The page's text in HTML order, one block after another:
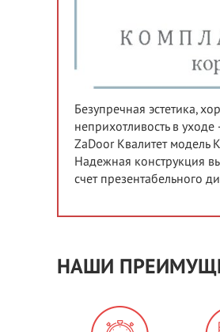
Безупречная эстетика,
неприхотливость в
ZaDoor Квалитет модель
Надежная конструкция
счет презентабельного
НАШИ